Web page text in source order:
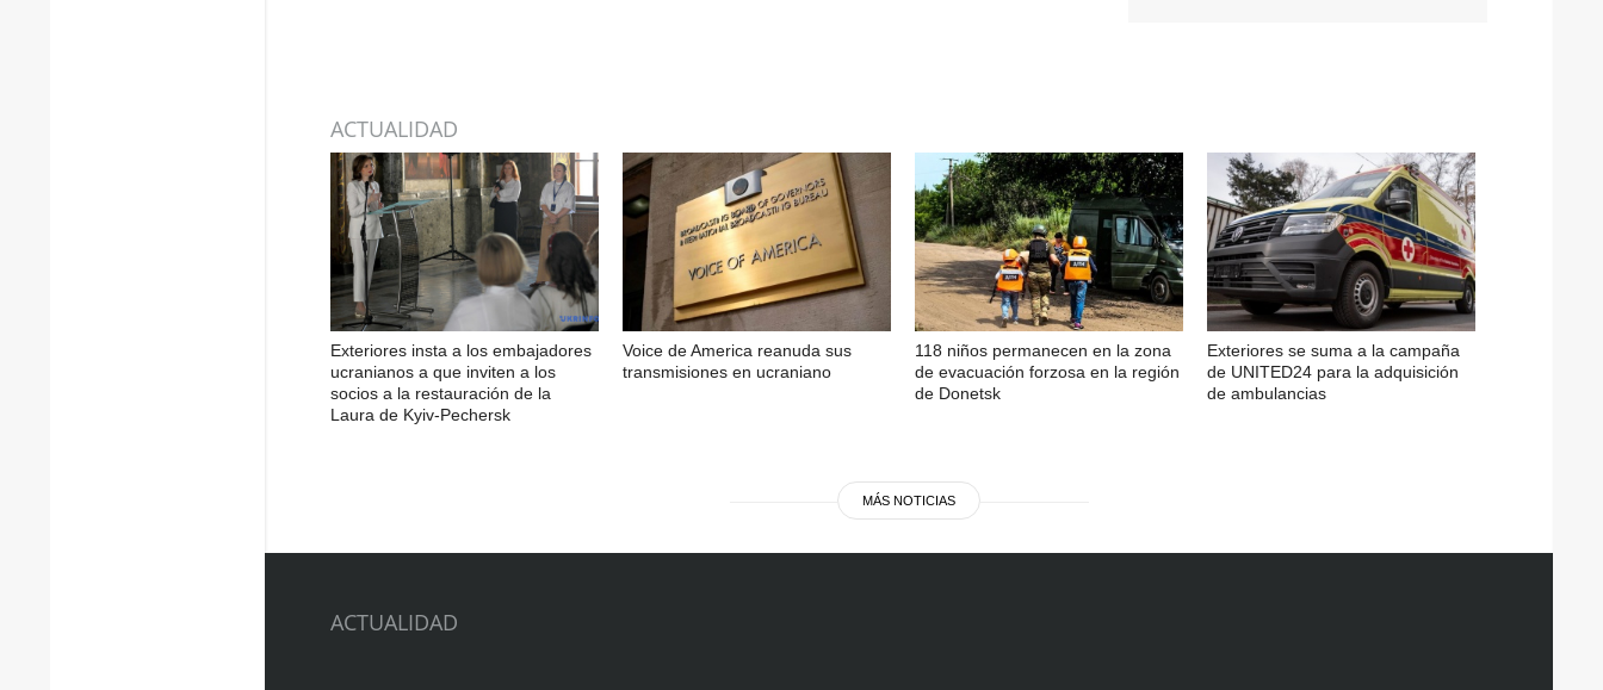
ACTUALIDAD
Exteriores insta a los embajadores
ucranianos a que inviten a los
socios a la restauración de la
Laura de Kyiv-Pechersk
Voice de America reanuda sus
transmisiones en ucraniano
118 niños permanecen en la zona
de evacuación forzosa en la región
de Donetsk
Exteriores se suma a la campaña
de UNITED24 para la adquisición
de ambulancias
MÁS NOTICIAS
ACTUALIDAD